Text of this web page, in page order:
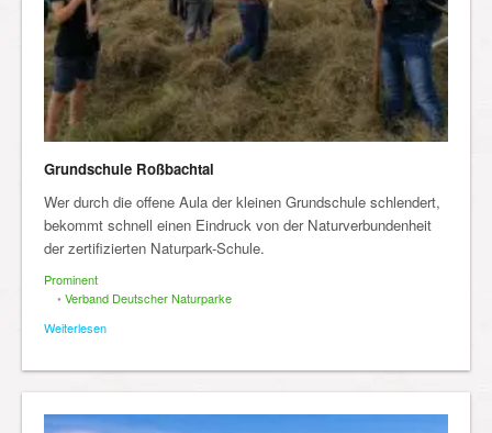
Grundschule Roßbachtal
Wer durch die offene Aula der kleinen Grundschule schlendert,
bekommt schnell einen Eindruck von der Naturverbundenheit
der zertifizierten Naturpark-Schule.
Prominent
• Verband Deutscher Naturparke
Weiterlesen